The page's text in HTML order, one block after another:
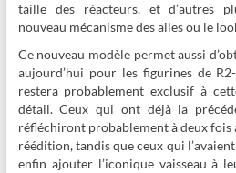
taille des réacteurs, et d’autres
nouveau mécanisme des ailes ou le
Ce nouveau modèle permet aussi
aujourd’hui pour les figurines de
restera probablement exclusif à
détail. Ceux qui ont déjà la
réfléchiront probablement à deux
réédition, tandis que ceux qui
enfin ajouter l’iconique vaisseau à